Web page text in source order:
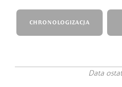
CHRONOLOGIZACJA
Data